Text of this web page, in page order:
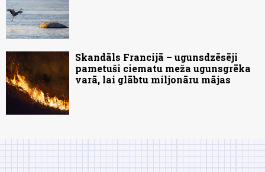
Skandāls Francijā – ugunsdzēsēji
pametuši ciematu meža ugunsgrēka
varā, lai glābtu miljonāru mājas